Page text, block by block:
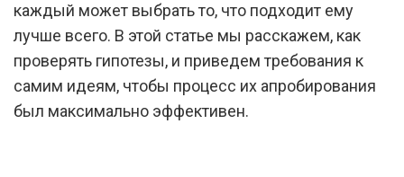
каждый может выбрать то, что подходит ему
лучше всего. В этой статье мы расскажем, как
проверять гипотезы, и приведем требования к
самим идеям, чтобы процесс их апробирования
был максимально эффективен.